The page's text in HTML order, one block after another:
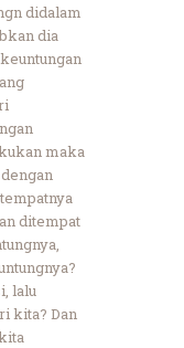
didalam
dia
maka
ditempat
lalu
kita? Dan